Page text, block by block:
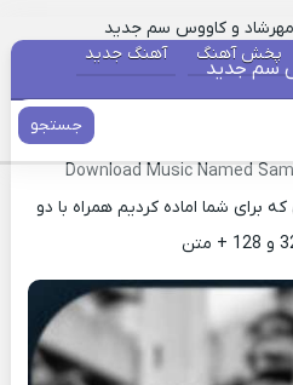
پخش آهنگ آهنگ جدید
جستجو
و کاووس سم جدید
سم جدید
سم مهرشاد و کاووس
Download Music Named
برای شما اماده کردیم همراه با دو